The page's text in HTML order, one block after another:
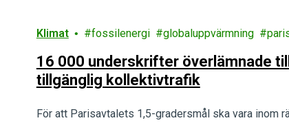
Klimat fossilenergi globaluppvärmning
16 000 underskrifter överlämnade
tillgänglig kollektivtrafik
För att Parisavtalets 1,5-gradersmål ska vara inom